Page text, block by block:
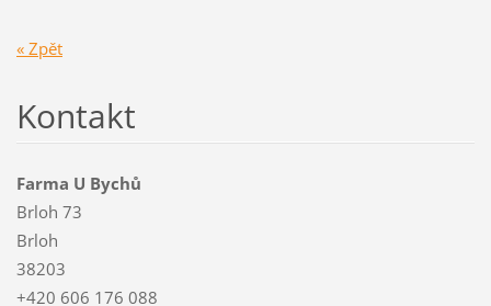
« Zpět
Kontakt
Farma U Bychů
Brloh 73
Brloh
38203
+420 606 176 088